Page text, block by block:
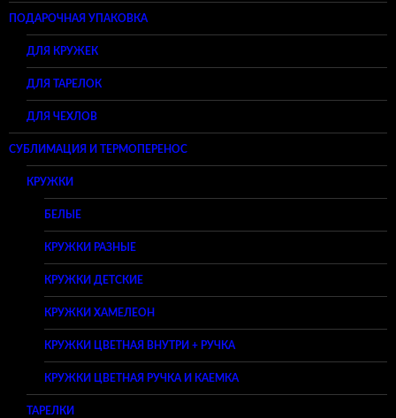
ПОДАРОЧНАЯ УПАКОВКА
ДЛЯ КРУЖЕК
ДЛЯ ТАРЕЛОК
ДЛЯ ЧЕХЛОВ
СУБЛИМАЦИЯ И ТЕРМОПЕРЕНОС
КРУЖКИ
БЕЛЫЕ
КРУЖКИ РАЗНЫЕ
КРУЖКИ ДЕТСКИЕ
КРУЖКИ ХАМЕЛЕОН
КРУЖКИ ЦВЕТНАЯ ВНУТРИ + РУЧКА
КРУЖКИ ЦВЕТНАЯ РУЧКА И КАЕМКА
ТАРЕЛКИ